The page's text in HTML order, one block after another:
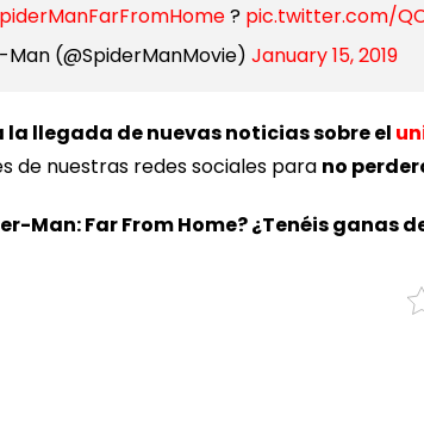
?️ pic.twitter.com/
(@SpiderManMovie) January 15, 2019
la llegada de nuevas noticias sobre el
de nuestras redes sociales para no
Man: Far From Home? ¿Tenéis ganas